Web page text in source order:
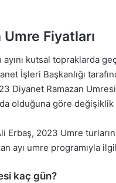
Fiyatları
ayını kutsal topraklarda
İşleri Başkanlığı
Diyanet Ramazan
olduğuna göre
Erbaş, 2023 Umre
ayı umre programıyla
kaç gün?